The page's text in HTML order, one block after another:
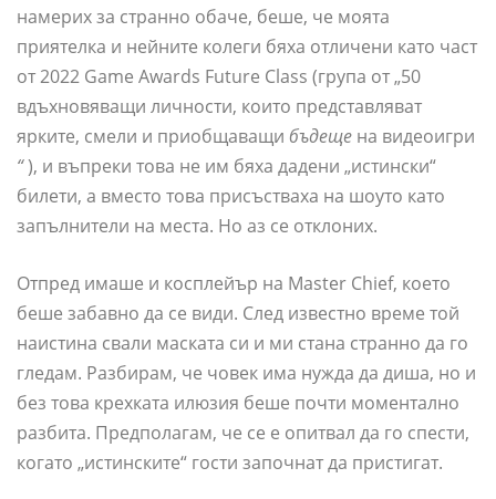
намерих за странно обаче, беше, че моята
приятелка и нейните колеги бяха отличени като част
от 2022 Game Awards Future Class (група от „50
вдъхновяващи личности, които представляват
ярките, смели и приобщаващи бъдеще на видеоигри
“), и въпреки това не им бяха дадени „истински“
билети, а вместо това присъстваха на шоуто като
запълнители на места. Но аз се отклоних.
Отпред имаше и косплейър на Master Chief, което
беше забавно да се види. След известно време той
наистина свали маската си и ми стана странно да го
гледам. Разбирам, че човек има нужда да диша, но и
без това крехката илюзия беше почти моментално
разбита. Предполагам, че се е опитвал да го спести,
когато „истинските“ гости започнат да пристигат.